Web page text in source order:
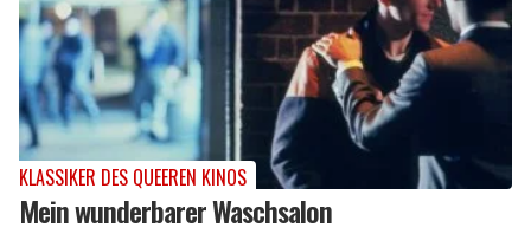
KLASSIKER DES QUEEREN KINOS
Mein wunderbarer Waschsalon